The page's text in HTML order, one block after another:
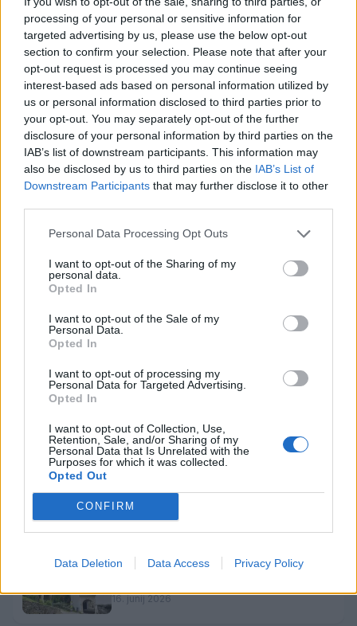
processing of your personal or sensitive information for
targeted advertising by us, please use the below opt-out
section to confirm your selection. Please note that after your
opt-out request is processed you may continue seeing
interest-based ads based on personal information utilized by
us or personal information disclosed to third parties prior to
your opt-out. You may separately opt-out of the further
disclosure of your personal information by third parties on the
IAB’s list of downstream participants. This information may
also be disclosed by us to third parties on the IAB’s List of
Downstream Participants that may further disclose it to other
Personal Data Processing Opt Outs
I want to opt-out of the Sharing of my
personal data.
Opted In
I want to opt-out of the Sale of my
Personal Data.
Opted In
I want to opt-out of processing my
Personal Data for Targeted Advertising.
Opted In
I want to opt-out of Collection, Use,
Retention, Sale, and/or Sharing of my
Personal Data that Is Unrelated with the
Purposes for which it was collected.
Opted Out
CONFIRM
Data Deletion Data Access Privacy Policy
KATEGORIJE Kultura Družba
KLJUČNE BESEDE Velenje
MO Velenje
festival velenje
sledi rudarjev
Sorodno
Več iz kategorije Kultura
Pol stoletja glasbe na tromeji: Graška
5. avgust 2026
Poletje v Knjižnici Velenje: Od
pravljičnih dogodivščin do glasbenih
26. junij 2026
Poletna muzejska noč v Velenju: Od
razstav
16. junij 2026